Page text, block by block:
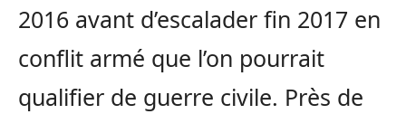
2016 avant d’escalader fin 2017 en
conflit armé que l’on pourrait
qualifier de guerre civile. Près de